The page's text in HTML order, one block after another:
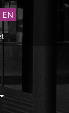
EN